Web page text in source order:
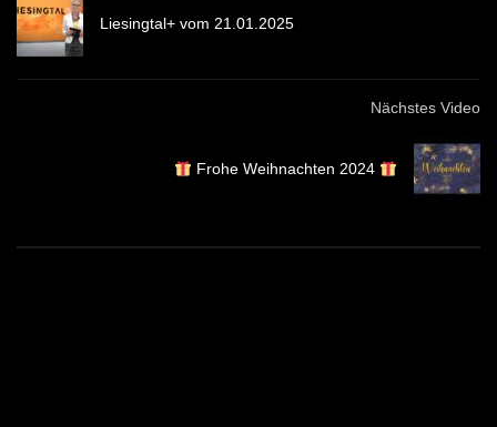
Liesingtal+ vom 21.01.2025
Nächstes Video
Frohe Weihnachten 2024